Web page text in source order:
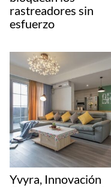
rastreadores sin
esfuerzo
Yvyra, Innovación